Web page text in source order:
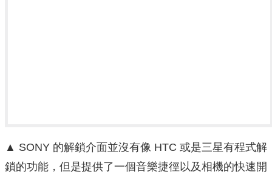
▲ SONY 的解鎖介面並沒有像 HTC 或是三星有程式解
鎖的功能，但是提供了一個音樂捷徑以及相機的快速開